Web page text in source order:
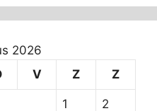
2026
V Z Z
1 2